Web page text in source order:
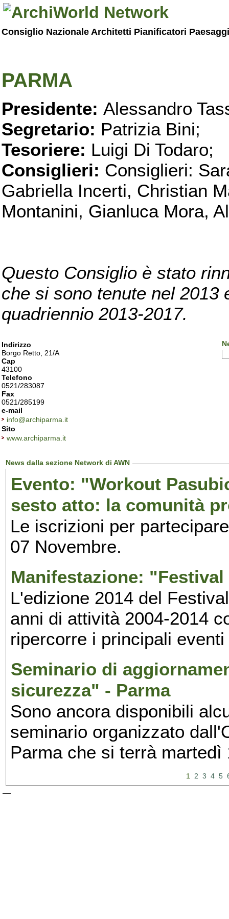
Consiglio Nazionale Architetti Pianificatori
PARMA
Presidente: Alessandro
Segretario: Patrizia Bini;
Tesoriere: Luigi Di Todaro;
Consiglieri: Consiglieri:
Gabriella Incerti, Christian
Montanini, Gianluca Mora,
Questo Consiglio è stato
che si sono tenute nel 2013
quadriennio 2013-2017.
Indirizzo
Borgo Retto, 21/A
Cap
43100
Telefono
0521/283087
Fax
0521/285199
e-mail
info@archiparma.it
Sito
www.archiparma.it
News dalla sezione Network di AWN
Evento: "Workout
sesto atto: la comunità
Le iscrizioni per
07 Novembre.
Manifestazione:
L'edizione 2014 del
anni di attività 2004-2014
ripercorre i principali
Seminario di
sicurezza" - Parma
Sono ancora disponibili
seminario organizzato
Parma che si terrà martedì
1 2 3 4 5